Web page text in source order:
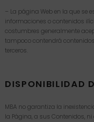
– La página Web en la que se
informaciones o contenidos
costumbres generalmente
tampoco contendrá
terceros.
DISPONIBILIDAD
MBA no garantiza la
la Página, a sus Contenidos,